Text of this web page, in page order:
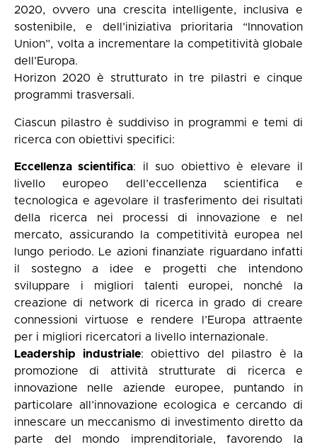
2020, ovvero una crescita intelligente, inclusiva e
sostenibile, e dell’iniziativa prioritaria “Innovation
Union”, volta a incrementare la competitività globale
dell’Europa.
Horizon 2020 è strutturato in tre pilastri e cinque
programmi trasversali.
Ciascun pilastro è suddiviso in programmi e temi di
ricerca con obiettivi specifici:
Eccellenza scientifica: il suo obiettivo è elevare il
livello europeo dell’eccellenza scientifica e
tecnologica e agevolare il trasferimento dei risultati
della ricerca nei processi di innovazione e nel
mercato, assicurando la competitività europea nel
lungo periodo. Le azioni finanziate riguardano infatti
il sostegno a idee e progetti che intendono
sviluppare i migliori talenti europei, nonché la
creazione di network di ricerca in grado di creare
connessioni virtuose e rendere l’Europa attraente
per i migliori ricercatori a livello internazionale.
Leadership industriale: obiettivo del pilastro è la
promozione di attività strutturate di ricerca e
innovazione nelle aziende europee, puntando in
particolare all’innovazione ecologica e cercando di
innescare un meccanismo di investimento diretto da
parte del mondo imprenditoriale, favorendo la